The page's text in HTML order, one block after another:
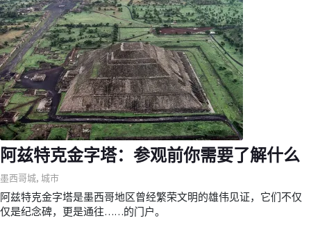
阿兹特克金字塔：参观前你需要了解什么
墨西哥城, 城市
阿兹特克金字塔是墨西哥地区曾经繁荣文明的雄伟见证，它们不仅
仅是纪念碑，更是通往……的门户。